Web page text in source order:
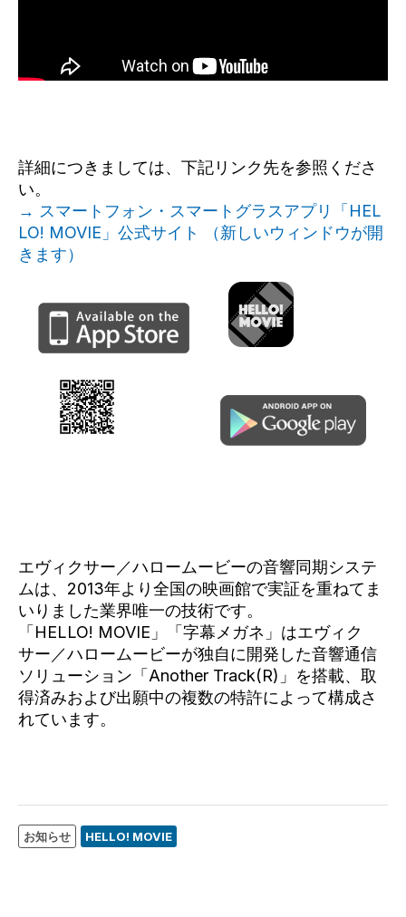
詳細につきましては、下記リンク先を参照くださ
い。
→ スマートフォン・スマートグラスアプリ「HEL
LO! MOVIE」公式サイト （新しいウィンドウが開
きます）
エヴィクサー／ハロームービーの音響同期システ
ムは、2013年より全国の映画館で実証を重ねてま
いりました業界唯一の技術です。
「HELLO! MOVIE」「字幕メガネ」はエヴィク
サー／ハロームービーが独自に開発した音響通信
ソリューション「Another Track(R)」を搭載、取
得済みおよび出願中の複数の特許によって構成さ
れています。
お知らせ HELLO! MOVIE